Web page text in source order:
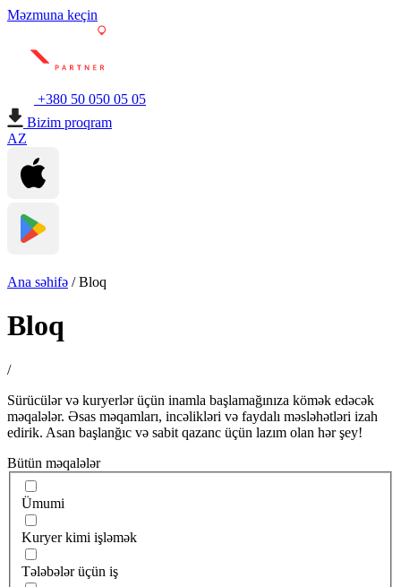
Məzmuna keçin
+380 50 050 05 05
Bizim proqram
AZ
Ana səhifə /Bloq
Bloq
/
Sürücülər və kuryerlər üçün inamla başlamağınıza kömək edəcək
məqalələr. Əsas məqamları, incəlikləri və faydalı məsləhətləri izah
edirik. Asan başlanğıc və sabit qazanc üçün lazım olan hər şey!
Bütün məqalələr
Ümumi
Kuryer kimi işləmək
Tələbələr üçün iş